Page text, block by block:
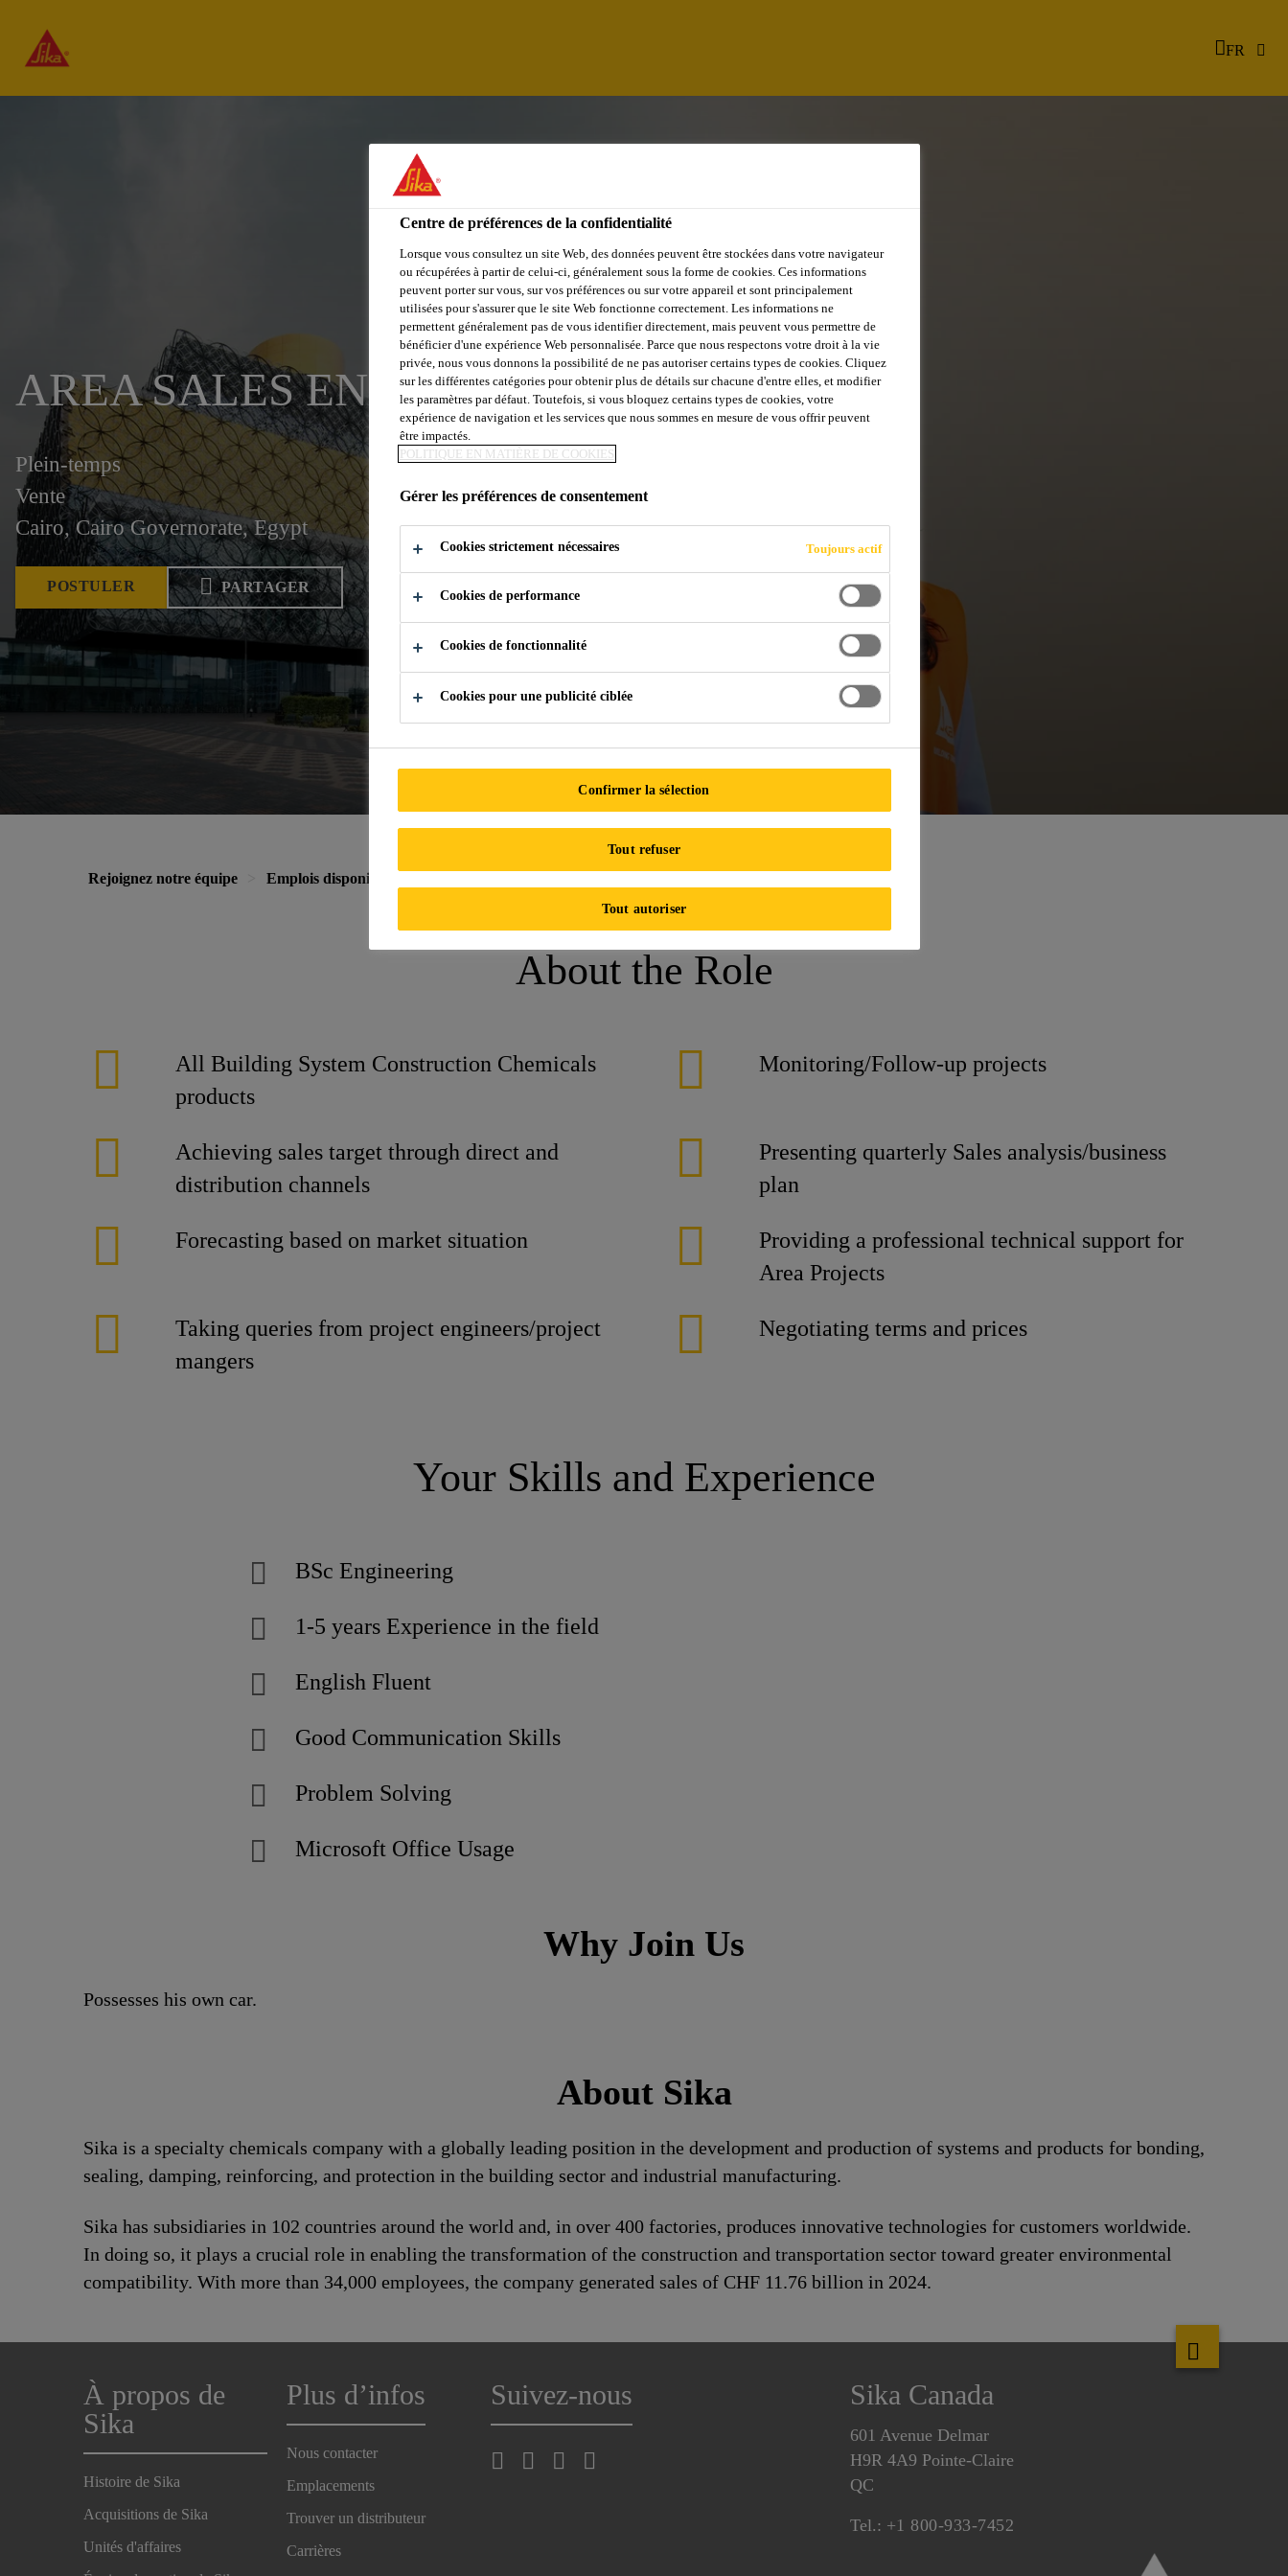
FR
AREA SALES ENGINEER - NEW CAPITAL
Plein-temps
Vente
Cairo, Cairo Governorate, Egypt
POSTULER PARTAGER
Rejoignez notre équipe Emplois disponibles
About the Role
All Building System Construction Chemicals
products
Monitoring/Follow-up projects
Achieving sales target through direct and
distribution channels
Presenting quarterly Sales analysis/business
plan
Forecasting based on market situation
Providing a professional technical support for
Area Projects
Taking queries from project engineers/project
mangers
Negotiating terms and prices
Your Skills and Experience
BSc Engineering
1-5 years Experience in the field
English Fluent
Good Communication Skills
Problem Solving
Microsoft Office Usage
Why Join Us
Possesses his own car.
About Sika
Sika is a specialty chemicals company with a globally leading position in the development and production of systems and products for bonding,
sealing, damping, reinforcing, and protection in the building sector and industrial manufacturing.
Sika has subsidiaries in 102 countries around the world and, in over 400 factories, produces innovative technologies for customers worldwide.
In doing so, it plays a crucial role in enabling the transformation of the construction and transportation sector toward greater environmental
compatibility. With more than 34,000 employees, the company generated sales of CHF 11.76 billion in 2024.
À propos de
Sika
Histoire de Sika
Acquisitions de Sika
Unités d'affaires
Plus d’infos
Nous contacter
Emplacements
Trouver un distributeur
Carrières
Suivez-nous Sika Canada
601 Avenue Delmar
H9R 4A9 Pointe-Claire
QC
Tel.: +1 800-933-7452
Centre de préférences de la confidentialité
Lorsque vous consultez un site Web, des données peuvent être stockées dans votre navigateur
ou récupérées à partir de celui-ci, généralement sous la forme de cookies. Ces informations
peuvent porter sur vous, sur vos préférences ou sur votre appareil et sont principalement
utilisées pour s'assurer que le site Web fonctionne correctement. Les informations ne
permettent généralement pas de vous identifier directement, mais peuvent vous permettre de
bénéficier d'une expérience Web personnalisée. Parce que nous respectons votre droit à la vie
privée, nous vous donnons la possibilité de ne pas autoriser certains types de cookies. Cliquez
sur les différentes catégories pour obtenir plus de détails sur chacune d'entre elles, et modifier
les paramètres par défaut. Toutefois, si vous bloquez certains types de cookies, votre
expérience de navigation et les services que nous sommes en mesure de vous offrir peuvent
être impactés.
POLITIQUE EN MATIÈRE DE COOKIES
Gérer les préférences de consentement
Cookies strictement nécessaires Toujours actif
Cookies de performance
Cookies de fonctionnalité
Cookies pour une publicité ciblée
Confirmer la sélection
Tout refuser
Tout autoriser